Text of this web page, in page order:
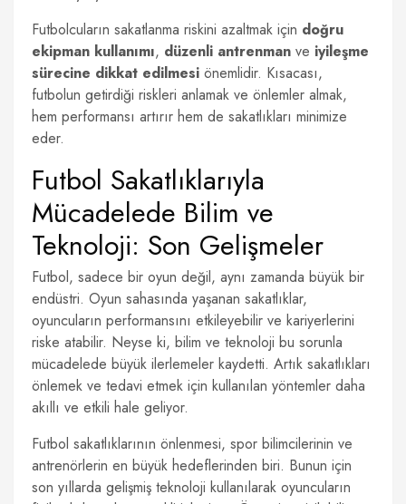
Futbolcuların sakatlanma riskini azaltmak için doğru
ekipman kullanımı, düzenli antrenman ve iyileşme
sürecine dikkat edilmesi önemlidir. Kısacası,
futbolun getirdiği riskleri anlamak ve önlemler almak,
hem performansı artırır hem de sakatlıkları minimize
eder.
Futbol Sakatlıklarıyla
Mücadelede Bilim ve
Teknoloji: Son Gelişmeler
Futbol, sadece bir oyun değil, aynı zamanda büyük bir
endüstri. Oyun sahasında yaşanan sakatlıklar,
oyuncuların performansını etkileyebilir ve kariyerlerini
riske atabilir. Neyse ki, bilim ve teknoloji bu sorunla
mücadelede büyük ilerlemeler kaydetti. Artık sakatlıkları
önlemek ve tedavi etmek için kullanılan yöntemler daha
akıllı ve etkili hale geliyor.
Futbol sakatlıklarının önlenmesi, spor bilimcilerinin ve
antrenörlerin en büyük hedeflerinden biri. Bunun için
son yıllarda gelişmiş teknoloji kullanılarak oyuncuların